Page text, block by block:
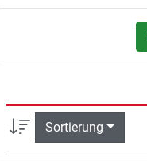
Sortierung